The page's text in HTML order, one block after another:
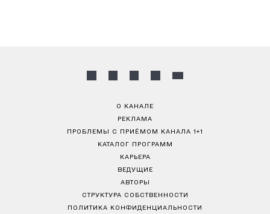
О КАНАЛЕ
РЕКЛАМА
ПРОБЛЕМЫ С ПРИЁМОМ КАНАЛА 1+1
КАТАЛОГ ПРОГРАММ
КАРЬЕРА
ВЕДУЩИЕ
АВТОРЫ
СТРУКТУРА СОБСТВЕННОСТИ
ПОЛИТИКА КОНФИДЕНЦИАЛЬНОСТИ